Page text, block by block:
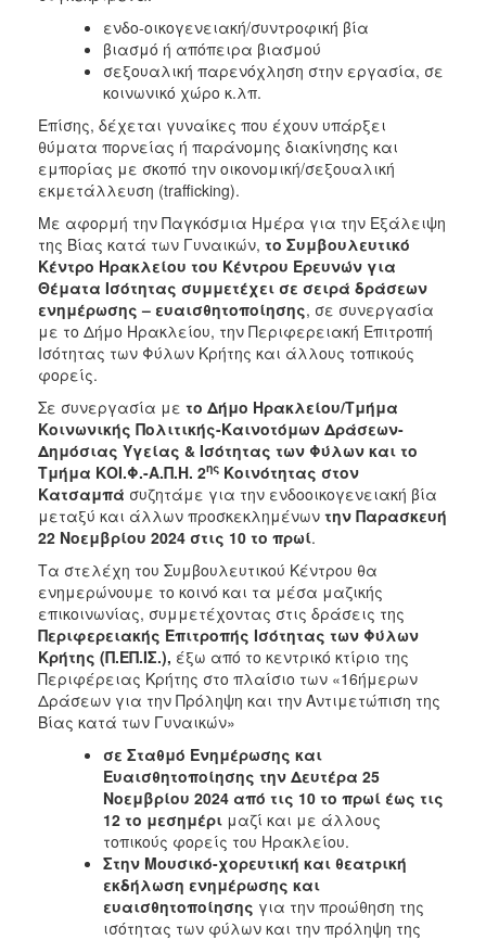
ενδο-οικογενειακή/συντροφική βία
βιασμό ή απόπειρα βιασμού
σεξουαλική παρενόχληση στην εργασία, σε
κοινωνικό χώρο κ.λπ.
Επίσης, δέχεται γυναίκες που έχουν υπάρξει
θύματα πορνείας ή παράνομης διακίνησης και
εμπορίας με σκοπό την οικονομική/σεξουαλική
εκμετάλλευση (trafficking).
Με αφορμή την Παγκόσμια Ημέρα για την Εξάλειψη
της Βίας κατά των Γυναικών, το Συμβουλευτικό
Κέντρο Ηρακλείου του Κέντρου Ερευνών για
Θέματα Ισότητας συμμετέχει σε σειρά δράσεων
ενημέρωσης – ευαισθητοποίησης, σε συνεργασία
με το Δήμο Ηρακλείου, την Περιφερειακή Επιτροπή
Ισότητας των Φύλων Κρήτης και άλλους τοπικούς
φορείς.
Σε συνεργασία με το Δήμο Ηρακλείου/Τμήμα
Κοινωνικής Πολιτικής-Καινοτόμων Δράσεων-
Δημόσιας Υγείας & Ισότητας των Φύλων και το
Τμήμα ΚΟΙ.Φ.-Α.Π.Η. 2ης Κοινότητας στον
Κατσαμπά συζητάμε για την ενδοοικογενειακή βία
μεταξύ και άλλων προσκεκλημένων την Παρασκευή
22 Νοεμβρίου 2024 στις 10 το πρωί.
Τα στελέχη του Συμβουλευτικού Κέντρου θα
ενημερώνουμε το κοινό και τα μέσα μαζικής
επικοινωνίας, συμμετέχοντας στις δράσεις της
Περιφερειακής Επιτροπής Ισότητας των Φύλων
Κρήτης (Π.ΕΠ.ΙΣ.), έξω από το κεντρικό κτίριο της
Περιφέρειας Κρήτης στο πλαίσιο των «16ήμερων
Δράσεων για την Πρόληψη και την Αντιμετώπιση της
Βίας κατά των Γυναικών»
σε Σταθμό Ενημέρωσης και
Ευαισθητοποίησης την Δευτέρα 25
Νοεμβρίου 2024 από τις 10 το πρωί έως τις
12 το μεσημέρι μαζί και με άλλους
τοπικούς φορείς του Ηρακλείου.
Στην Μουσικό-χορευτική και θεατρική
εκδήλωση ενημέρωσης και
ευαισθητοποίησης για την προώθηση της
ισότητας των φύλων και την πρόληψη της